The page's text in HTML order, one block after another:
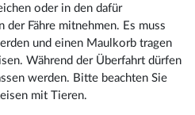
oder in den dafür
der Fähre mitnehmen. Es muss
und einen Maulkorb tragen
Während der Überfahrt dürfen
werden. Bitte beachten Sie
mit Tieren.